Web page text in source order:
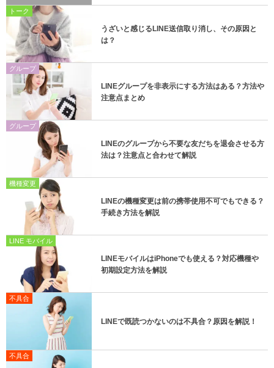
トーク
うざいと感じるLINE送信取り消し、その原因と
は？
グループ
LINEグループを非表示にする方法はある？方法や
注意点まとめ
グループ
LINEのグループから不要な友だちを退会させる方
法は？注意点と合わせて解説
機種変更
LINEの機種変更は前の携帯使用不可でもできる？
手続き方法を解説
LINE モバイル
LINEモバイルはiPhoneでも使える？対応機種や
初期設定方法を解説
不具合
LINEで既読つかないのは不具合？原因を解説！
不具合